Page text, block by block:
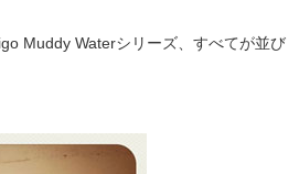
Muddy Waterシリーズ、すべてが並び